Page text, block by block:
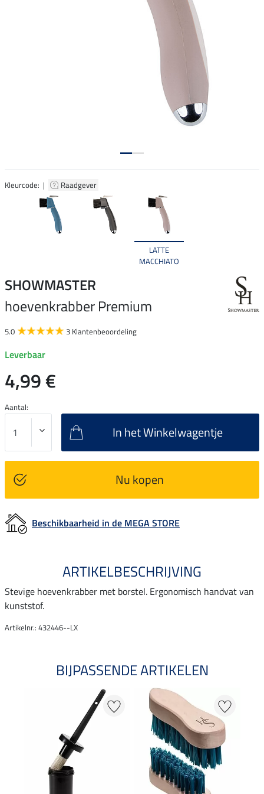
Kleurcode: | Raadgever
LATTE
MACCHIATO
SHOWMASTER
hoevenkrabber Premium
5.0 3 Klantenbeoordeling
Leverbaar
4,99 €
Aantal:
In het Winkelwagentje
Nu kopen
Beschikbaarheid in de MEGA STORE
ARTIKELBESCHRIJVING
Stevige hoevenkrabber met borstel. Ergonomisch handvat van
kunststof.
Artikelnr.: 432446--LX
BIJPASSENDE ARTIKELEN